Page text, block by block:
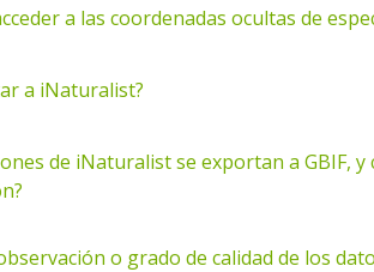
a las coordenadas ocultas de
a iNaturalist?
de iNaturalist se exportan a GBIF,
o grado de calidad de los